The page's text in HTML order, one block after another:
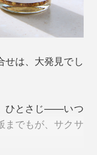
せは、大発見でし
ひとさじ——いつ
までもが、サクサ